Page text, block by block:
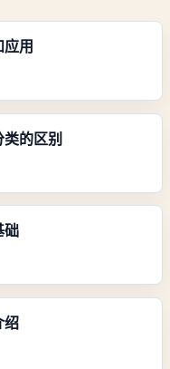
应用
类的区别
础
绍